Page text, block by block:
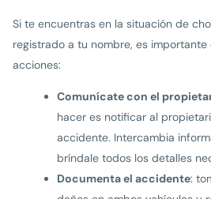
Si te encuentras en la situación de
registrado a tu nombre, es
acciones:
Comunícate con el
hacer es notificar al
accidente. Intercambia
bríndale todos los detalles
Documenta el accidente: